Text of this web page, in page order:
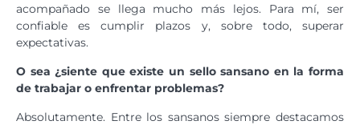
acompañado se llega mucho más lejos. Para mí, ser
confiable es cumplir plazos y, sobre todo, superar
expectativas.
O sea ¿siente que existe un sello sansano en la forma
de trabajar o enfrentar problemas?
Absolutamente. Entre los sansanos siempre destacamos